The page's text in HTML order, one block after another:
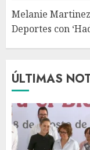
Melanie
Deportes con
ÚLTIMAS
1